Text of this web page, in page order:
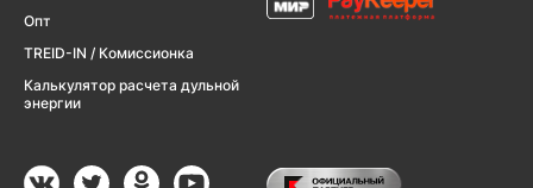
Опт
TREID-IN / Комиссионка
Калькулятор расчета дульной
энергии